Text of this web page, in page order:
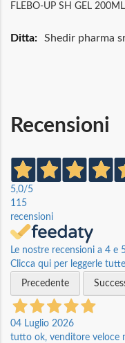
FLEBO-UP SH GEL 200ML
MaggioriShedir pharma
Recensioni
5,0/5
115
recensioni
Le nostre recensioni a 4 e
Clicca qui per leggerle
Precedente
04 Luglio 2026
tutto ok, venditore veloce